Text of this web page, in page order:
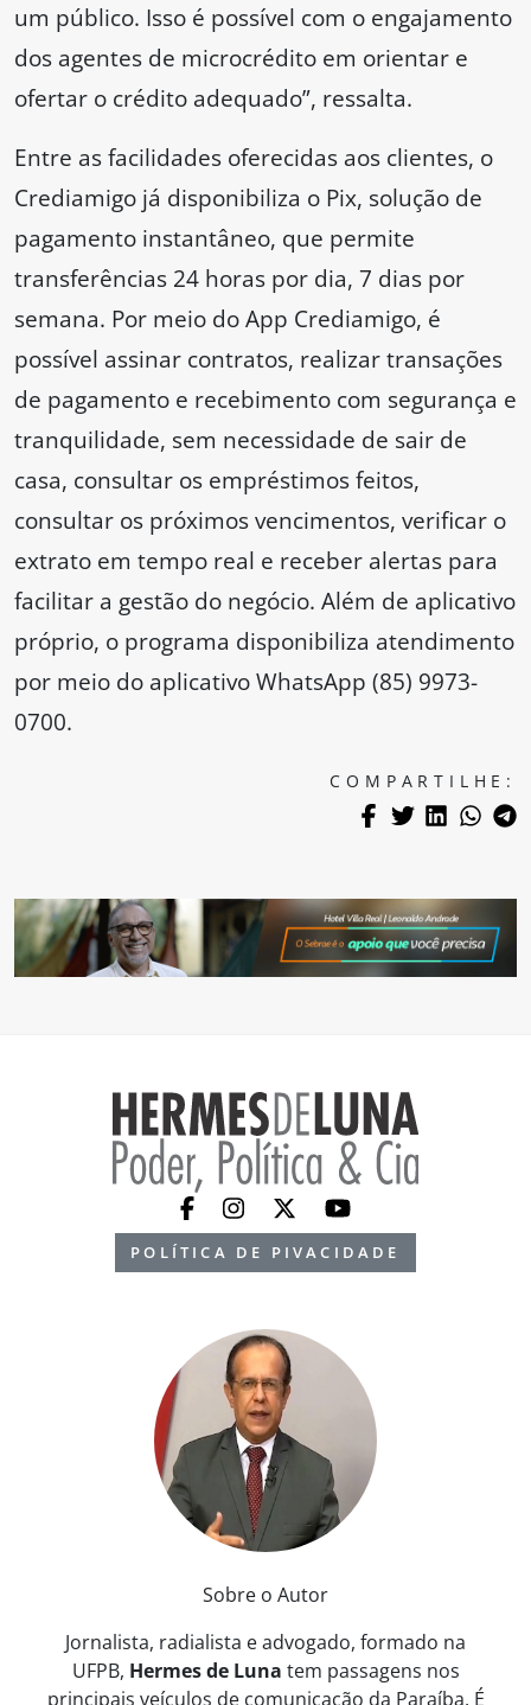
um público. Isso é possível com o engajamento
dos agentes de microcrédito em orientar e
ofertar o crédito adequado”, ressalta.
Entre as facilidades oferecidas aos clientes, o
Crediamigo já disponibiliza o Pix, solução de
pagamento instantâneo, que permite
transferências 24 horas por dia, 7 dias por
semana. Por meio do App Crediamigo, é
possível assinar contratos, realizar transações
de pagamento e recebimento com segurança e
tranquilidade, sem necessidade de sair de
casa, consultar os empréstimos feitos,
consultar os próximos vencimentos, verificar o
extrato em tempo real e receber alertas para
facilitar a gestão do negócio. Além de aplicativo
próprio, o programa disponibiliza atendimento
por meio do aplicativo WhatsApp (85) 9973-
0700.
COMPARTILHE:
POLÍTICA DE PIVACIDADE
Sobre o Autor
Jornalista, radialista e advogado, formado na
UFPB, Hermes de Luna tem passagens nos
principais veículos de comunicação da Paraíba. É